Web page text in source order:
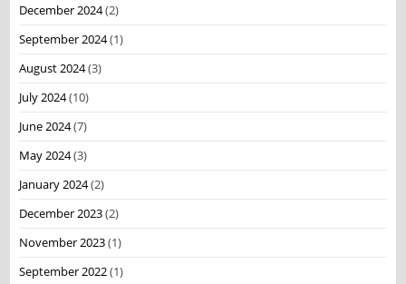
December 2024(2)
September 2024(1)
August 2024(3)
July 2024(10)
June 2024(7)
May 2024(3)
January 2024(2)
December 2023(2)
November 2023(1)
September 2022(1)